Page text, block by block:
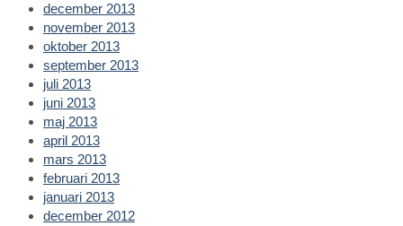
december 2013
november 2013
oktober 2013
september 2013
juli 2013
juni 2013
maj 2013
april 2013
mars 2013
februari 2013
januari 2013
december 2012